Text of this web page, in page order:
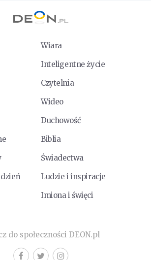
Wiara
Inteligentne życie
Czytelnia
Wideo
Duchowość
Biblia
Świadectwa
Ludzie i inspiracje
Imiona i święci
do społeczności DEON.pl